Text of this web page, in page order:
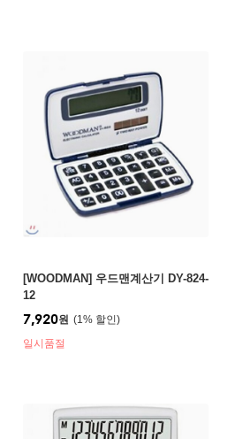
[WOODMAN] 우드맨계산기 DY-824-
12
1%
7,920원
일시품절